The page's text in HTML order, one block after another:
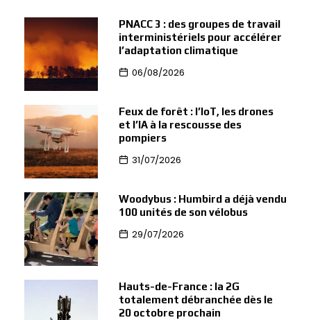
PNACC 3 : des groupes de travail
interministériels pour accélérer
l’adaptation climatique
06/08/2026
Feux de forêt : l’IoT, les drones
et l’IA à la rescousse des
pompiers
31/07/2026
Woodybus : Humbird a déjà vendu
100 unités de son vélobus
29/07/2026
Hauts-de-France : la 2G
totalement débranchée dès le
20 octobre prochain